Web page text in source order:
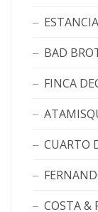
BAD
FINCA
CUARTO
COSTA &